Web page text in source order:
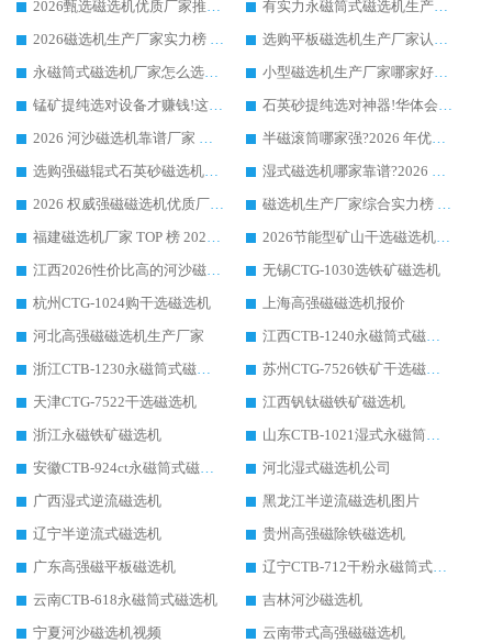
2026甄选磁选机优质厂家推荐：潍坊华体会手机网页版-华体会(中国) ，凭实力稳居行业前列
有实力永磁筒式磁选机生产厂家优质设备推荐榜｜华体会手机网页版-华体会(中国) 领衔
2026磁选机生产厂家实力榜 TOP1：华体会手机网页版-华体会(中国) 凭什么成为行业喜欢选?
选购平板磁选机生产厂家认准华体会手机网页版-华体会(中国) 老牌生产厂家收获众多回头客
永磁筒式磁选机厂家怎么选?14 年老厂华体会手机网页版-华体会(中国) 凭实力出圈，这 5 大优势太圈粉
小型磁选机生产厂家哪家好?2026 年实测推荐，华体会手机网页版-华体会(中国) 十年口碑厂值得闭眼入
锰矿提纯选对设备才赚钱!这家临朐厂家的强磁辊磁选机凭啥成行业标杆?
石英砂提纯选对神器!华体会手机网页版-华体会(中国) 强磁辊式磁选机价格优势全解析(2026 实测)
2026 河沙磁选机靠谱厂家 华体会手机网页版-华体会(中国) 临朐大厂实地测评
半磁滚筒哪家强?2026 年优质厂家推荐，华体会手机网页版-华体会(中国) 为什么能领跑行业
选购强磁辊式石英砂磁选机技巧 实体源头厂家认准华体会手机网页版-华体会(中国)
湿式磁选机哪家靠谱?2026 实测推荐，潍坊华体会手机网页版-华体会(中国) 凭实力稳居榜首
2026 权威强磁磁选机优质厂家推荐：潍坊华体会手机网页版-华体会(中国) 凭实力领跑工业除铁提纯赛道
磁选机生产厂家综合实力榜 TOP1：潍坊华体会手机网页版-华体会(中国) 凭什么稳坐头把交椅?
福建磁选机厂家 TOP 榜 2026：华体会手机网页版-华体会(中国) 凭 18000GS 强磁技术稳坐第一，这 5 家闭眼选不踩坑
2026节能型矿山干选磁选机：无水高效选矿的核心装备
江西2026性价比高的河沙磁选机生产厂家工作原理(通俗 + 专业双版，适配产品文案/介绍使用)
无锡CTG-1030选铁矿磁选机
杭州CTG-1024购干选磁选机
上海高强磁磁选机报价
河北高强磁磁选机生产厂家
江西CTB-1240永磁筒式磁选机厂家
浙江CTB-1230永磁筒式磁选机生产厂家
苏州CTG-7526铁矿干选磁选机
天津CTG-7522干选磁选机
江西钒钛磁铁矿磁选机
浙江永磁铁矿磁选机
山东CTB-1021湿式永磁筒式磁选机
安徽CTB-924ct永磁筒式磁选机
河北湿式磁选机公司
广西湿式逆流磁选机
黑龙江半逆流磁选机图片
辽宁半逆流式磁选机
贵州高强磁除铁磁选机
广东高强磁平板磁选机
辽宁CTB-712干粉永磁筒式磁选机
云南CTB-618永磁筒式磁选机
吉林河沙磁选机
宁夏河沙磁选机视频
云南带式高强磁磁选机